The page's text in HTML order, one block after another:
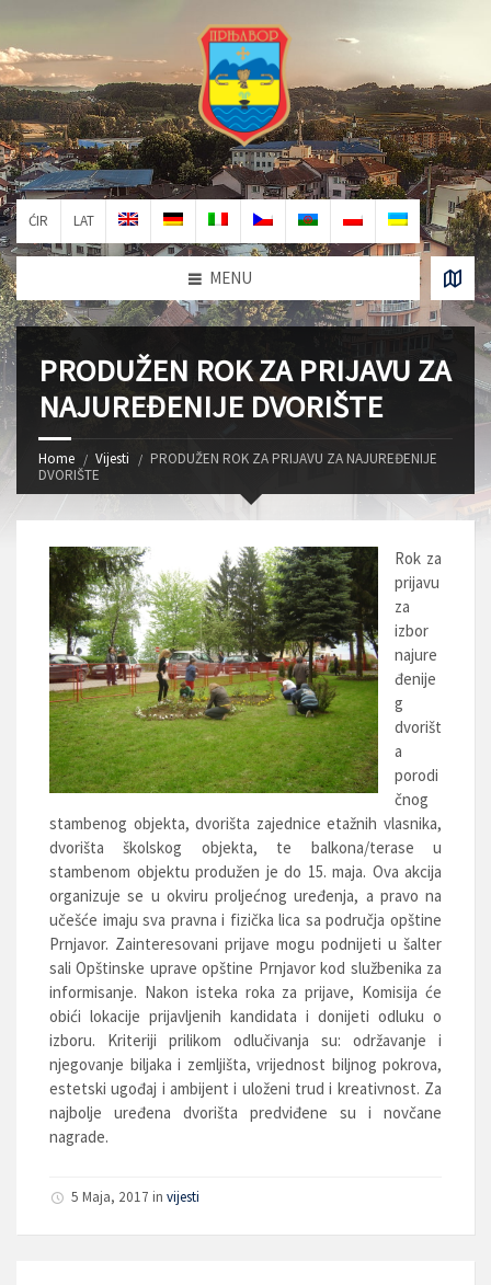
ĆIR LAT
MENU
PRODUŽEN ROK ZA PRIJAVU ZA
NAJUREĐENIJE DVORIŠTE
Home Vijesti
PRODUŽEN ROK ZA PRIJAVU ZA NAJUREĐENIJE
DVORIŠTE
Rok za
prijavu
za
izbor
najure
đenije
g
dvorišt
a
porodi
čnog
stambenog objekta, dvorišta zajednice etažnih vlasnika,
dvorišta školskog objekta, te balkona/terase u
stambenom objektu produžen je do 15. maja. Ova akcija
organizuje se u okviru proljećnog uređenja, a pravo na
učešće imaju sva pravna i fizička lica sa područja opštine
Prnjavor. Zainteresovani prijave mogu podnijeti u šalter
sali Opštinske uprave opštine Prnjavor kod službenika za
informisanje. Nakon isteka roka za prijave, Komisija će
obići lokacije prijavljenih kandidata i donijeti odluku o
izboru. Kriteriji prilikom odlučivanja su: održavanje i
njegovanje biljaka i zemljišta, vrijednost biljnog pokrova,
estetski ugođaj i ambijent i uloženi trud i kreativnost. Za
najbolje uređena dvorišta predviđene su i novčane
nagrade.
5 Maja, 2017 in vijesti